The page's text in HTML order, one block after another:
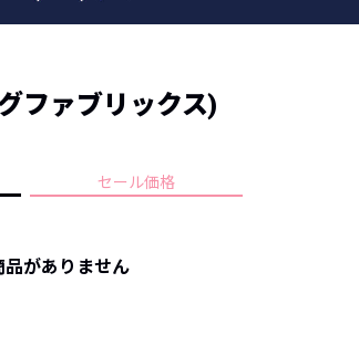
よくある質問
プライバシーポリシー
ファブリックス)
セール価格
品がありません